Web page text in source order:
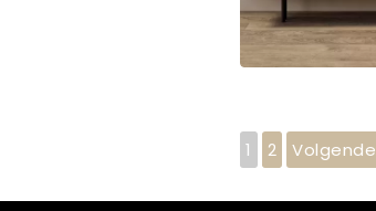
1 2 Volgende